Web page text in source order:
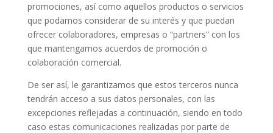
promociones, así como aquellos productos o servicios
que podamos considerar de su interés y que puedan
ofrecer colaboradores, empresas o “partners” con los
que mantengamos acuerdos de promoción o
colaboración comercial.
De ser así, le garantizamos que estos terceros nunca
tendrán acceso a sus datos personales, con las
excepciones reflejadas a continuación, siendo en todo
caso estas comunicaciones realizadas por parte de